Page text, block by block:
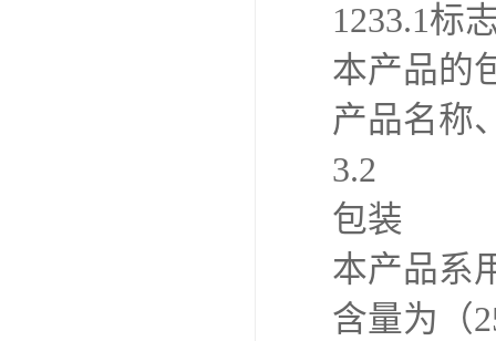
1233.1标
本产品的
产品名称
3.2
包装
本产品系
含量为（